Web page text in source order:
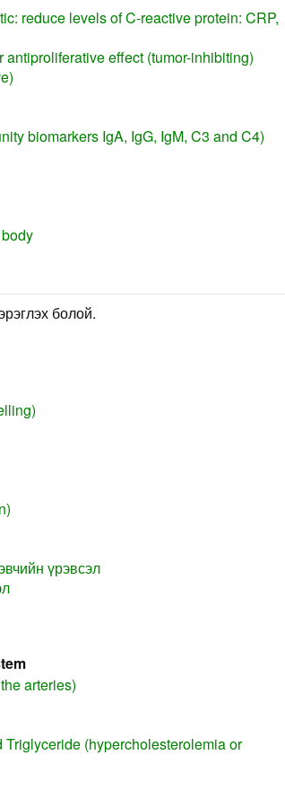
reduce levels of C-reactive protein: CRP,
effect (tumor-inhibiting)
biomarkers IgA, IgG, IgM, C3 and C4)
болой.
үрэвсэл
arteries)
(hypercholesterolemia or